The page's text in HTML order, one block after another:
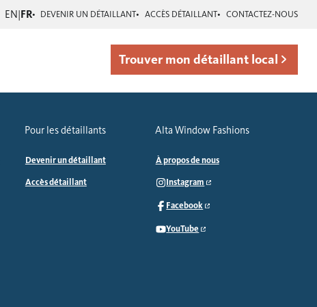
EN|FR DEVENIR UN DÉTAILLANT ACCÈS DÉTAILLANT CONTACTEZ-NOUS
Trouver mon détaillant local
Pour les détaillants
Devenir un détaillant
Accès détaillant
Alta Window Fashions
À propos de nous
Instagram
Facebook
YouTube